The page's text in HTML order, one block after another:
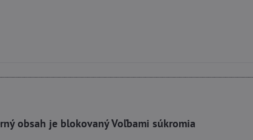
obsah je blokovaný Voľbami súkromia